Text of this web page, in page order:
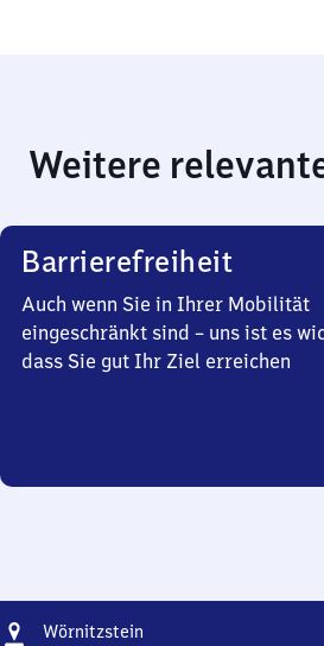
Weitere
Barrierefreiheit
Auch wenn Sie in Ihrer Mobilität
eingeschränkt sind – uns ist es
dass Sie gut Ihr Ziel erreichen
Adresse
Wörnitzstein